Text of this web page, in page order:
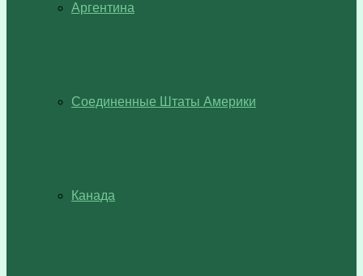
Аргентина
Соединенные Штаты Америки
Канада